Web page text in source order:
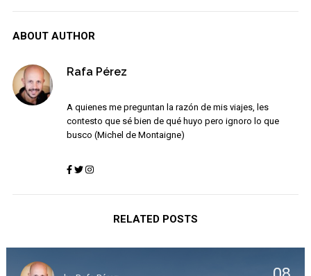
ABOUT AUTHOR
Rafa Pérez
A quienes me preguntan la razón de mis viajes, les
contesto que sé bien de qué huyo pero ignoro lo que
busco (Michel de Montaigne)
RELATED POSTS